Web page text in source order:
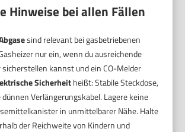
Hinweise bei allen Fällen
sind relevant bei gasbetriebenen
nur ein, wenn du ausreichende
kannst und ein CO-Melder
Sicherheitheißt: Stabile Steckdose,
Verlängerungskabel. Lagere keine
in unmittelbarer Nähe. Halte
der Reichweite von Kindern und